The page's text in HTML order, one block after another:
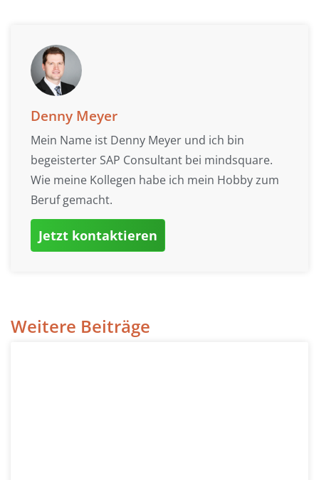
Denny Meyer
Mein Name ist Denny Meyer und ich bin
begeisterter SAP Consultant bei mindsquare.
Wie meine Kollegen habe ich mein Hobby zum
Beruf gemacht.
Jetzt kontaktieren
Weitere Beiträge